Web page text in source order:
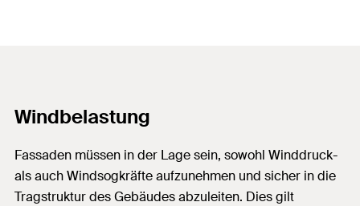
Windbelastung
Fassaden müssen in der Lage sein, sowohl Winddruck-
als auch Windsogkräfte aufzunehmen und sicher in die
Tragstruktur des Gebäudes abzuleiten. Dies gilt